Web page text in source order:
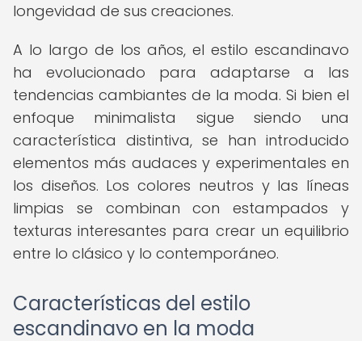
longevidad de sus creaciones.
A lo largo de los años, el estilo escandinavo
ha evolucionado para adaptarse a las
tendencias cambiantes de la moda. Si bien el
enfoque minimalista sigue siendo una
característica distintiva, se han introducido
elementos más audaces y experimentales en
los diseños. Los colores neutros y las líneas
limpias se combinan con estampados y
texturas interesantes para crear un equilibrio
entre lo clásico y lo contemporáneo.
Características del estilo
escandinavo en la moda